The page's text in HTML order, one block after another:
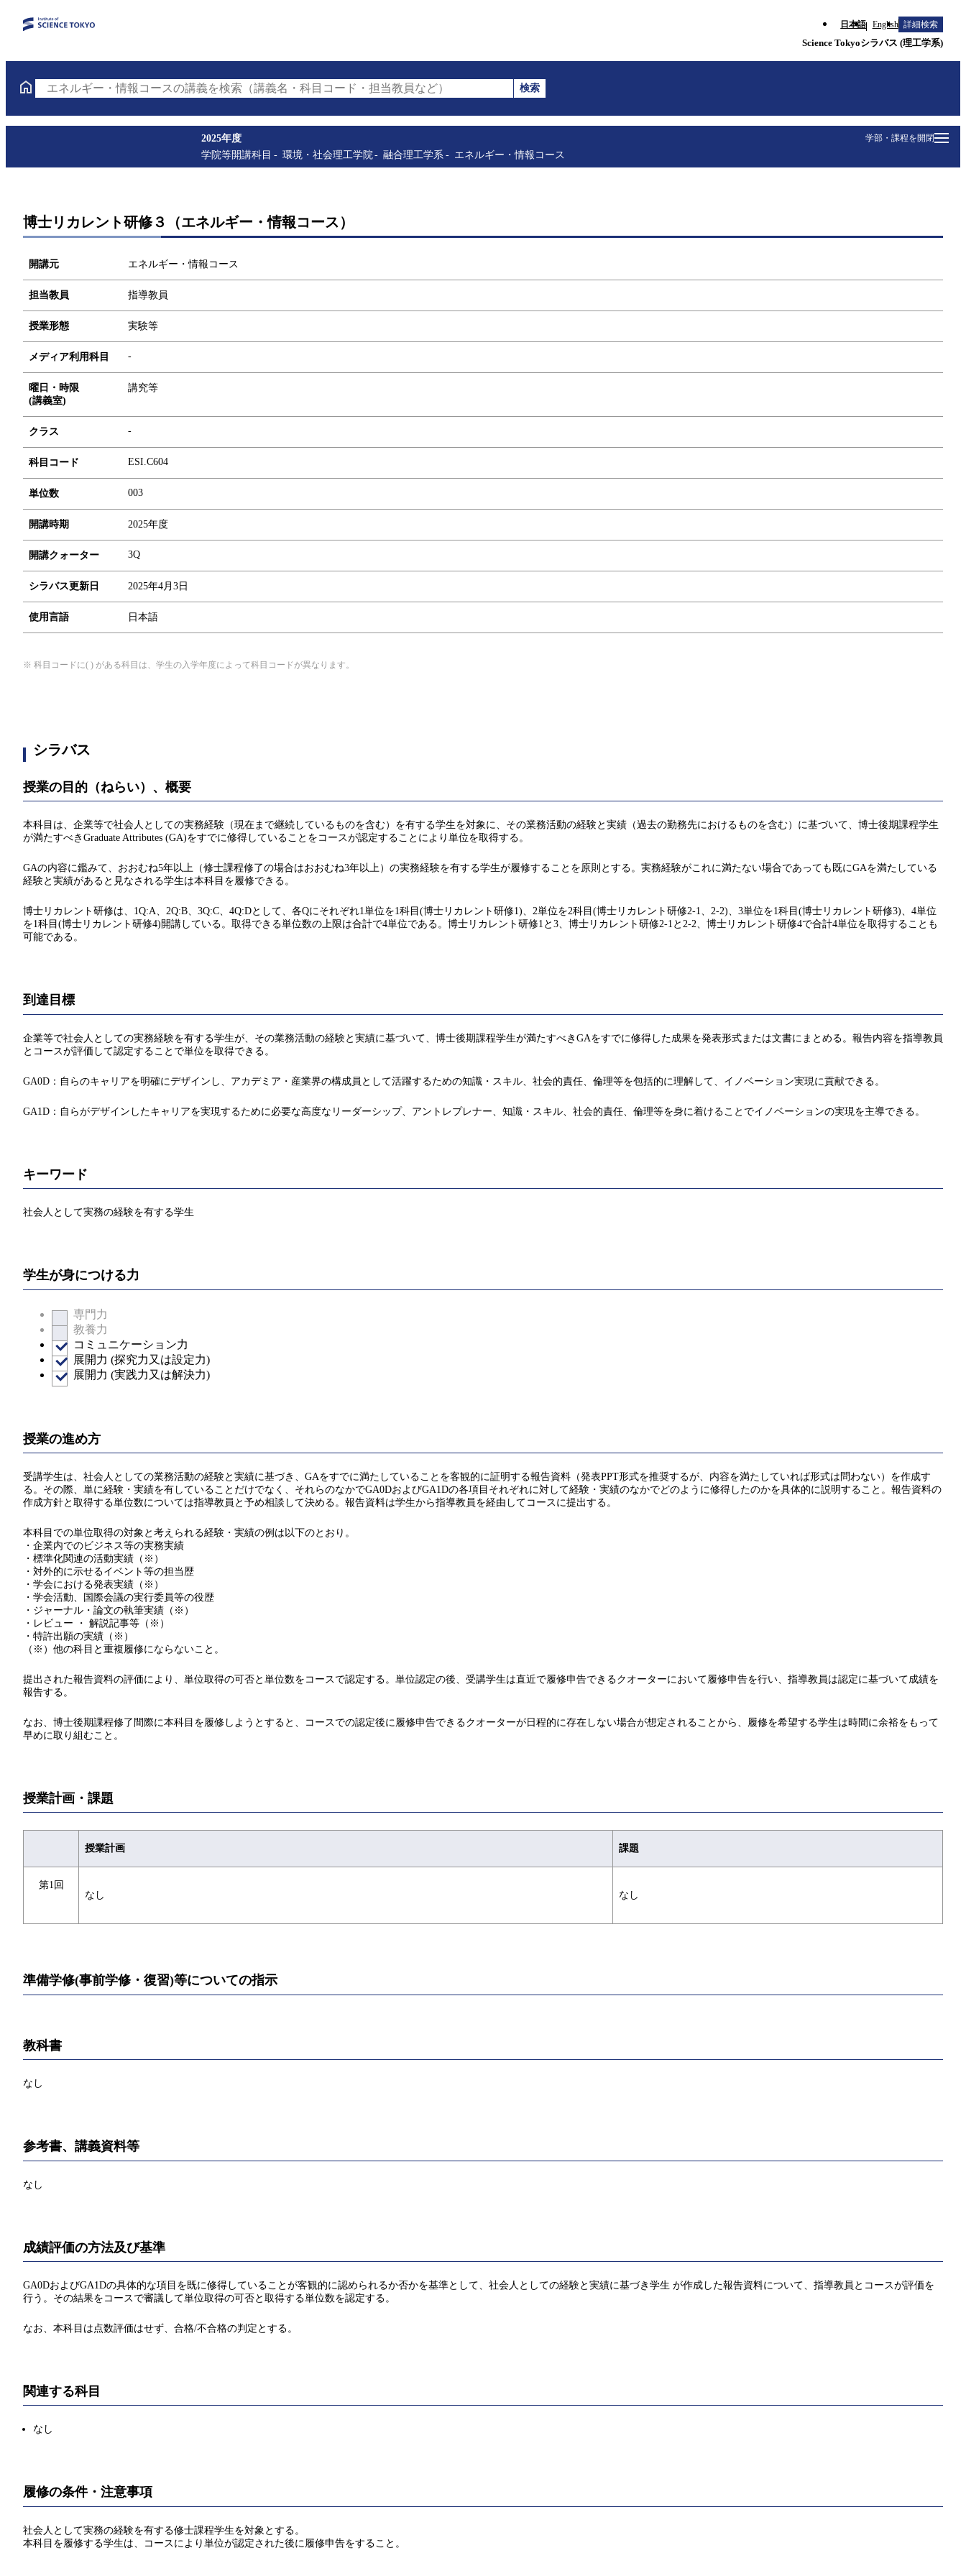
日本語 English 詳細検索
Science Tokyoシラバス (理工学系)
エネルギー・情報コースの講義を検索（講義名・科目コード・担当教員など）
検索
学部・課程を開閉
2025年度
学院等開講科目
環境・社会理工学院 融合理工学系 エネルギー・情報コース
博士リカレント研修３（エネルギー・情報コース）
開講元 エネルギー・情報コース
担当教員 指導教員
授業形態 実験等
メディア利用科目 -
曜日・時限
(講義室)
講究等
クラス -
科目コード ESI.C604
単位数 003
開講時期 2025年度
開講クォーター 3Q
シラバス更新日 2025年4月3日
使用言語 日本語
※ 科目コードに( ) がある科目は、学生の入学年度によって科目コードが異なります。
シラバス
授業の目的（ねらい）、概要
本科目は、企業等で社会人としての実務経験（現在まで継続しているものを含む）を有する学生を対象に、その業務活動の経験と実績（過去の勤務先におけるものを含む）に基づいて、博士後期課程学生
が満たすべきGraduate Attributes (GA)をすでに修得していることをコースが認定することにより単位を取得する。
GAの内容に鑑みて、おおむね5年以上（修士課程修了の場合はおおむね3年以上）の実務経験を有する学生が履修することを原則とする。実務経験がこれに満たない場合であっても既にGAを満たしている
経験と実績があると見なされる学生は本科目を履修できる。
博士リカレント研修は、1Q:A、2Q:B、3Q:C、4Q:Dとして、各Qにそれぞれ1単位を1科目(博士リカレント研修1)、2単位を2科目(博士リカレント研修2-1、2-2)、3単位を1科目(博士リカレント研修3)、4単位
を1科目(博士リカレント研修4)開講している。取得できる単位数の上限は合計で4単位である。博士リカレント研修1と3、博士リカレント研修2-1と2-2、博士リカレント研修4で合計4単位を取得することも
可能である。
到達目標
企業等で社会人としての実務経験を有する学生が、その業務活動の経験と実績に基づいて、博士後期課程学生が満たすべきGAをすでに修得した成果を発表形式または文書にまとめる。報告内容を指導教員
とコースが評価して認定することで単位を取得できる。
GA0D：自らのキャリアを明確にデザインし、アカデミア・産業界の構成員として活躍するための知識・スキル、社会的責任、倫理等を包括的に理解して、イノベーション実現に貢献できる。
GA1D：自らがデザインしたキャリアを実現するために必要な高度なリーダーシップ、アントレプレナー、知識・スキル、社会的責任、倫理等を身に着けることでイノベーションの実現を主導できる。
キーワード
社会人として実務の経験を有する学生
学生が身につける力
専門力
教養力
コミュニケーション力
展開力 (探究力又は設定力)
展開力 (実践力又は解決力)
授業の進め方
受講学生は、社会人としての業務活動の経験と実績に基づき、GAをすでに満たしていることを客観的に証明する報告資料（発表PPT形式を推奨するが、内容を満たしていれば形式は問わない）を作成す
る。その際、単に経験・実績を有していることだけでなく、それらのなかでGA0DおよびGA1Dの各項目それぞれに対して経験・実績のなかでどのように修得したのかを具体的に説明すること。報告資料の
作成方針と取得する単位数については指導教員と予め相談して決める。報告資料は学生から指導教員を経由してコースに提出する。
本科目での単位取得の対象と考えられる経験・実績の例は以下のとおり。
・企業内でのビジネス等の実務実績
・標準化関連の活動実績（※）
・対外的に示せるイベント等の担当歴
・学会における発表実績（※）
・学会活動、国際会議の実行委員等の役歴
・ジャーナル・論文の執筆実績（※）
・レビュー ・ 解説記事等（※）
・特許出願の実績（※）
（※）他の科目と重複履修にならないこと。
提出された報告資料の評価により、単位取得の可否と単位数をコースで認定する。単位認定の後、受講学生は直近で履修申告できるクオーターにおいて履修申告を行い、指導教員は認定に基づいて成績を
報告する。
なお、博士後期課程修了間際に本科目を履修しようとすると、コースでの認定後に履修申告できるクオーターが日程的に存在しない場合が想定されることから、履修を希望する学生は時間に余裕をもって
早めに取り組むこと。
授業計画・課題
授業計画 課題
第1回
なし
なし
準備学修(事前学修・復習)等についての指示
教科書
なし
参考書、講義資料等
なし
成績評価の方法及び基準
GA0DおよびGA1Dの具体的な項目を既に修得していることが客観的に認められるか否かを基準として、社会人としての経験と実績に基づき学生 が作成した報告資料について、指導教員とコースが評価を
行う。その結果をコースで審議して単位取得の可否と取得する単位数を認定する。
なお、本科目は点数評価はせず、合格/不合格の判定とする。
関連する科目
なし
履修の条件・注意事項
社会人として実務の経験を有する修士課程学生を対象とする。
本科目を履修する学生は、コースにより単位が認定された後に履修申告をすること。